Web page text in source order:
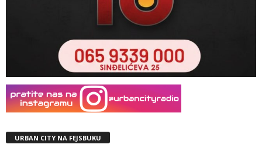
URBAN CITY NA FEJSBUKU